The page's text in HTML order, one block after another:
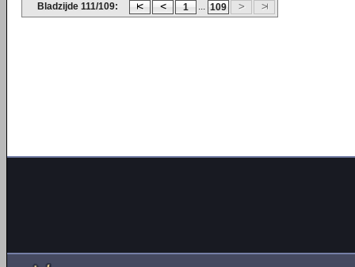
Bladzijde 111/109: 1 ... 109